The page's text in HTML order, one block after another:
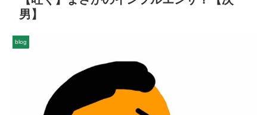
男】
blog